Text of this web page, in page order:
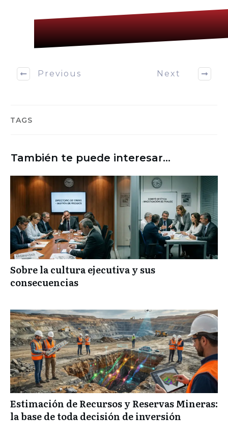
Previous Next
TAGS
También te puede interesar...
Sobre la cultura ejecutiva y sus
consecuencias
Estimación de Recursos y Reservas Mineras:
la base de toda decisión de inversión